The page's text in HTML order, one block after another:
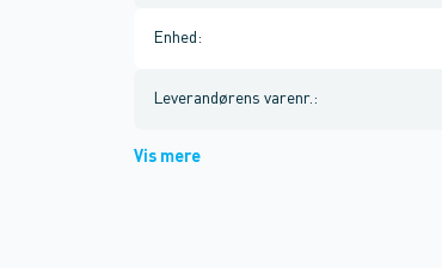
Enhed :
Leverandørens varenr. :
Vis mere